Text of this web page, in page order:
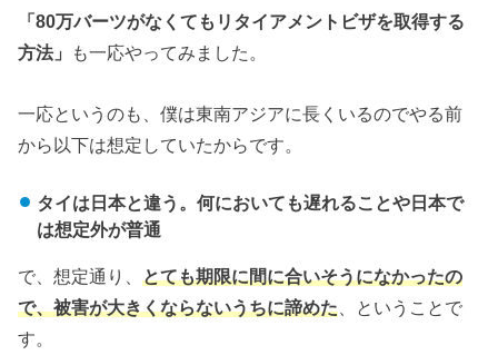
「80万バーツがなくてもリタイアメントビザを取得する
方法」
も一応やってみました。
一応というのも、僕は東南アジアに長くいるのでやる前
から以下は想定していたからです。
タイは日本と違う。何においても遅れることや日本で
は想定外が普通
で、想定通り、とても期限に間に合いそうになかったの
で、被害が大きくならないうちに諦めた 、ということで
す。